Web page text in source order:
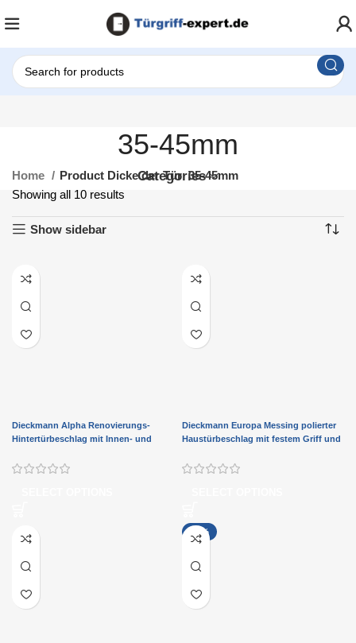
35-45mm
Categories
Home Product Dicke der Tür 35-45mm
Showing all 10 results
Show sidebar
Dieckmann Alpha Renovierungs-
Hintertürbeschlag mit Innen- und
Dieckmann Europa Messing polierter
Haustürbeschlag mit festem Griff und
-17%